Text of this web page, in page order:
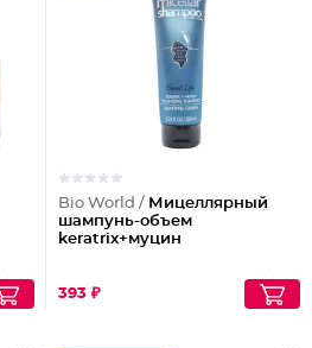
Bio World / Мицеллярный
шампунь-объем
keratrix+муцин
393 ₽